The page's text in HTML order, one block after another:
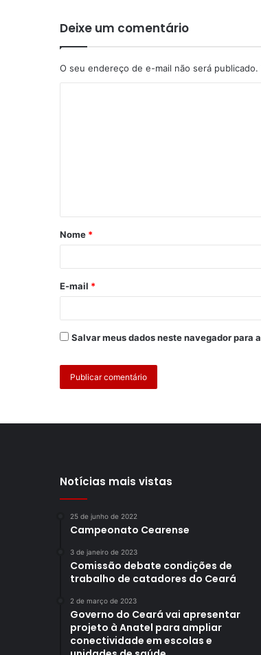
Deixe um comentário
O seu endereço de e-mail não será publicado.
Nome *
E-mail *
Salvar meus dados neste navegador para
Notícias mais vistas
25 de junho de 2022
Campeonato Cearense
3 de janeiro de 2023
Comissão debate condições de
trabalho de catadores do Ceará
2 de março de 2023
Governo do Ceará vai apresentar
projeto à Anatel para ampliar
conectividade em escolas e